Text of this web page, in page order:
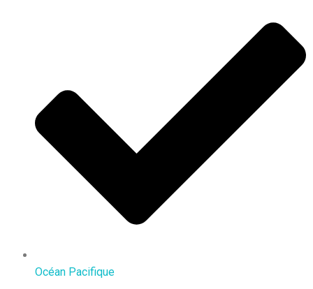
Océan Pacifique